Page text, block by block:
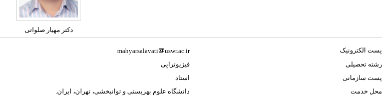
دکتر مهیار صلواتی
پست الکترونیک mahyarsalavati
uswr.ac.ir
رشته تحصیلی
فیزیوتراپی
پست سازمانی
استاد
محل خدمت
دانشگاه علوم بهزیستی و توانبخشی، تهران، ایران.